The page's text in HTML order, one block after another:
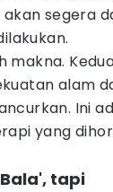
segera
makna.
alam
Ini
yang
tapi